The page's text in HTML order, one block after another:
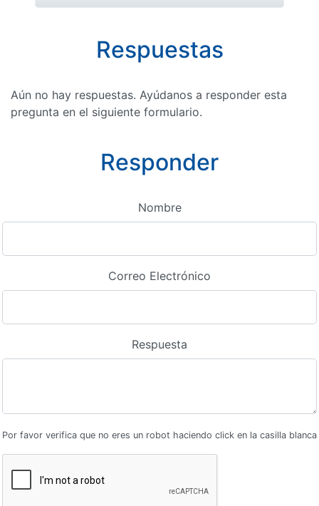
Respuestas
Aún no hay respuestas. Ayúdanos a responder esta
pregunta en el siguiente formulario.
Responder
Nombre
Correo Electrónico
Respuesta
Por favor verifica que no eres un robot haciendo click en la casilla blanca